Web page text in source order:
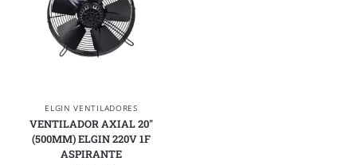
ELGIN VENTILADORES
VENTILADOR AXIAL 20″
(500MM) ELGIN 220V 1F
ASPIRANTE